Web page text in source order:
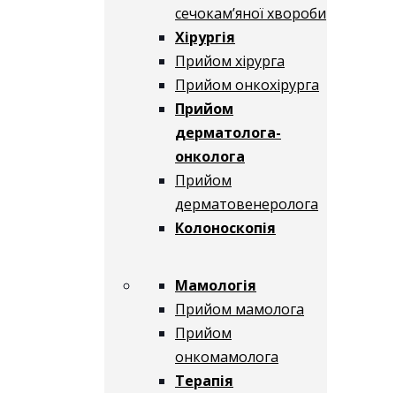
сечокам’яної хвороби
Хірургія
Прийом хірурга
Прийом онкохірурга
Прийом
дерматолога-
онколога
Прийом
дерматовенеролога
Колоноскопія
Мамологія
Прийом мамолога
Прийом
онкомамолога
Терапія